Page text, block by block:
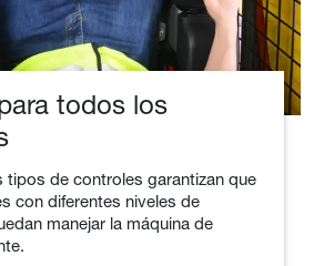
todos los
tipos de controles garantizan que
con diferentes niveles de
manejar la máquina de